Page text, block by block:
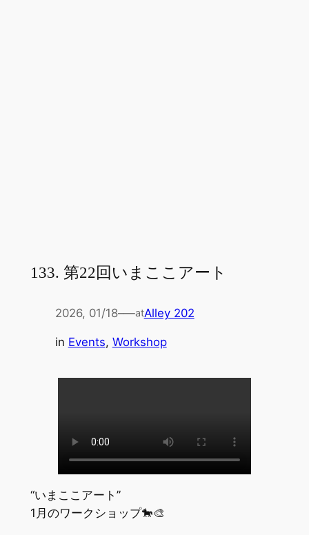
133. 第22回いまここアート
2026, 01/18–—atAlley 202
in Events, Workshop
“いまここアート”
1月のワークショップ🐎🎨